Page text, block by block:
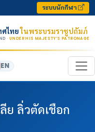
ระบบนักกีฬา
ศไทยในพระบรมราชูปถัมภ์
· UNDER HIS MAJESTY’S PATRONAGE
EN
ย ลิ่วตัดเชือก